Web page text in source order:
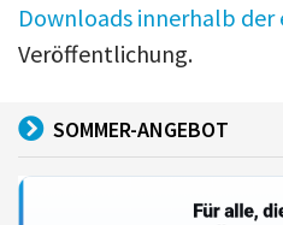
Downloads innerhalb der
Veröffentlichung.
SOMMER-ANGEBOT